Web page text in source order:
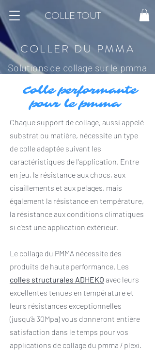
COLLE TOUT
COLLER DU PMMA
Solutions de collage sur le pmma
Colle performante
pour le pmma
Chaque support de collage, aussi appelé
substrat ou matière, nécessite un type
de colle adaptée suivant les
caractéristiques de l'application. Entre
en jeu, la résistance aux chocs, aux
cisaillements et aux pelages, mais
également la résistance en température,
la résistance aux conditions climatiques
si c'est une application extérieur.
Le collage du PMMA nécessite des
produits de haute performance. Les
colles structurales ADHEKO avec leurs
excellentes tenues en température et
leurs résistances exceptionnelles
(jusqu’à 30Mpa) vous donneront entière
satisfaction dans le temps pour vos
applications de collage du pmma / plexi.